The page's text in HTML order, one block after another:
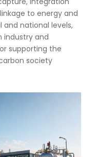
to energy and
national levels,
industry and
supporting the
society